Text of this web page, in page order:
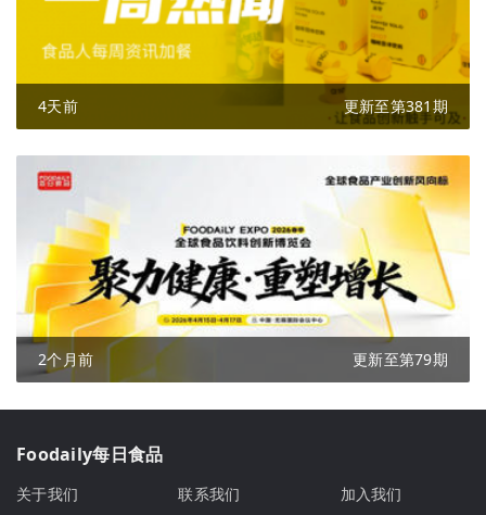
4天前 更新至第381期
2个月前 更新至第79期
Foodaily每日食品
关于我们 联系我们
加入我们